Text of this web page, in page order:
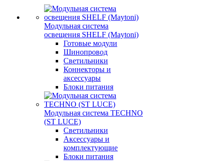
Модульная система
освещения SHELF (Maytoni)
Готовые модули
Шинопровод
Светильники
Коннекторы и
аксессуары
Блоки питания
Модульная система TECHNO
(ST LUCE)
Светильники
Аксессуары и
комплектующие
Блоки питания